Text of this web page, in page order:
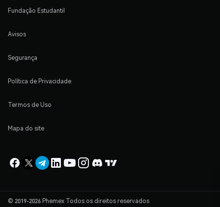
Fundação Estudantil
Avisos
Segurança
Política de Privacidade
Termos de Uso
Mapa do site
© 2019-2026 Phemex Todos os direitos reservados